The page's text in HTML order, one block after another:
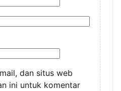
dan situs web
ini untuk komentar